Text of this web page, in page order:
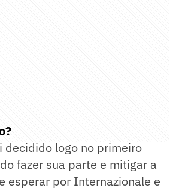
decidido logo no primeiro
fazer sua parte e mitigar a
esperar por Internazionale e